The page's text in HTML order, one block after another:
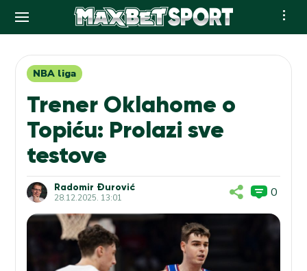
contentNBA liga
Trener Oklahome o
Topiću: Prolazi sve
testove
Radomir Đurović
28.12.2025. 13:01 0